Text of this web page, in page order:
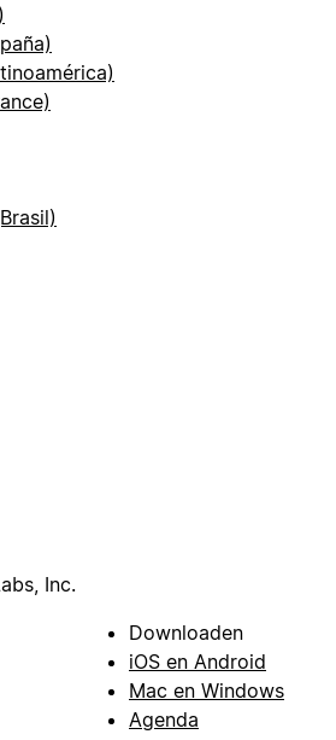
Inc.
Downloaden
iOS en Android
Mac en Windows
Agenda